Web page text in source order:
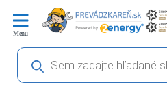
navigáciu
obsah
Products
search